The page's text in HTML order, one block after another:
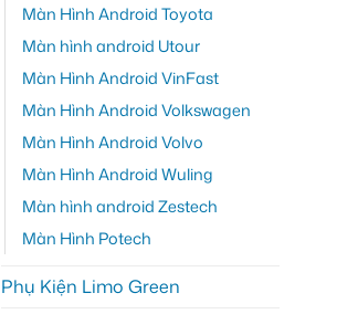
Màn Hình Android Toyota
Màn hình android Utour
Màn Hình Android VinFast
Màn Hình Android Volkswagen
Màn Hình Android Volvo
Màn Hình Android Wuling
Màn hình android Zestech
Màn Hình Potech
Phụ Kiện Limo Green